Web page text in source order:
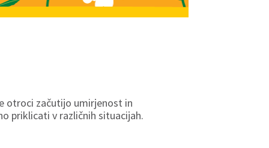
otroci začutijo umirjenost in
priklicati v različnih situacijah.